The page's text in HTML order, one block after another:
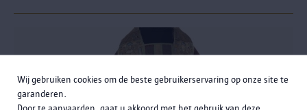
Wij gebruiken cookies om de beste gebruikerservaring op onze site te
garanderen.
Door te aanvaarden, gaat u akkoord met het gebruik van deze